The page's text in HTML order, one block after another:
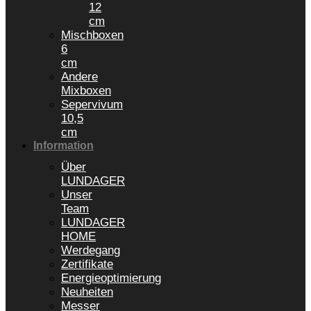
12
cm
Mischboxen
6
cm
Andere
Mixboxen
Sepervivum
10,5
cm
Information
Über
LUNDAGER
Unser
Team
LUNDAGER
HOME
Werdegang
Zertifikate
Energieoptimierung
Neuheiten
Messer